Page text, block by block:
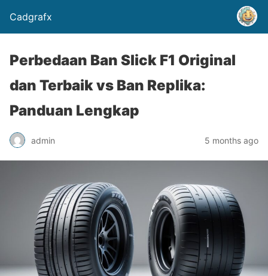
Cadgrafx
Perbedaan Ban Slick F1 Original
dan Terbaik vs Ban Replika:
Panduan Lengkap
admin 5 months ago